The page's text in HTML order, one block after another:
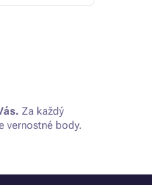
Za každý
vernostné body.